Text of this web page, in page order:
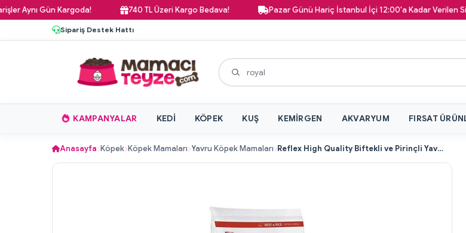
Gün Kargoda! 740 TL Üzeri Kargo Bedava! Pazar Günü Hariç İstanbul İçi 12:00'a Kadar Verilen Siparişler
Sipariş Destek Hattı
KAMPANYALAR KEDI KÖPEK KUŞ KEMIRGEN AKVARYUM FIRSAT
Anasayfa Köpek Köpek Mamaları Yavru Köpek Mamaları Reflex High Quality Biftekli ve Pirinçli Yavru Köpek Maması 15 kg